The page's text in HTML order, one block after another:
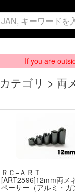
If you are
カテゴリ > 両
ＲＣ−ＡＲＴ
[ART2596]12mm両メ
ペーサー（アルミ・ガ